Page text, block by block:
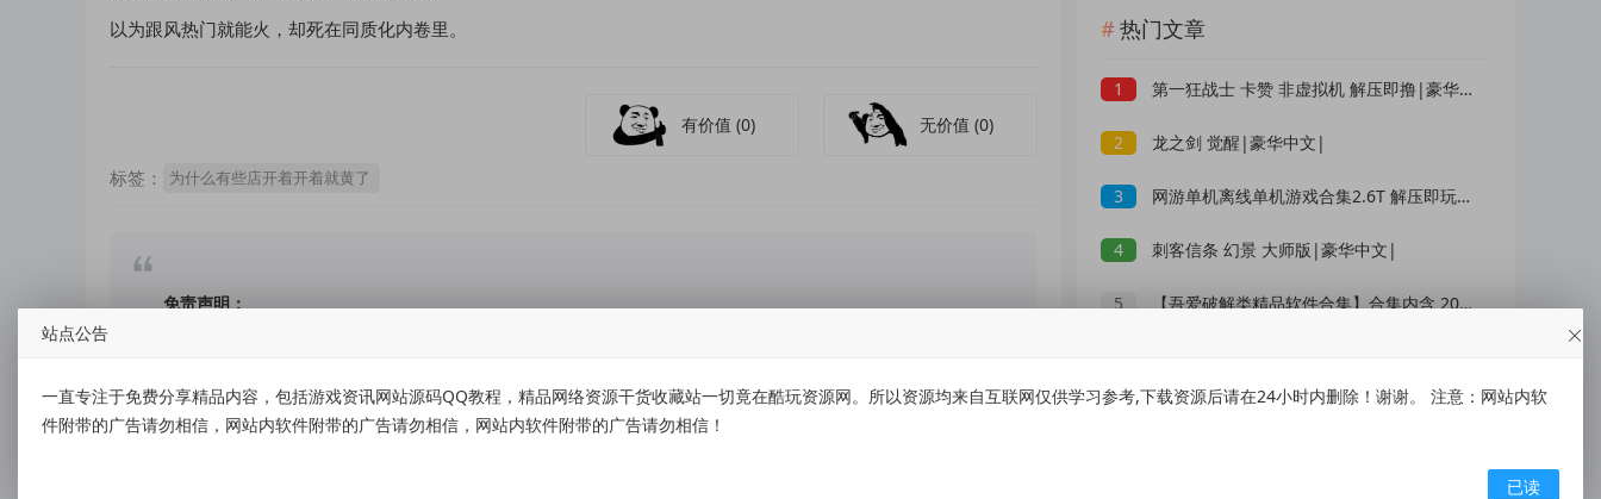
以为跟风热门就能火，却死在同质化内卷里。
有价值(0) 无价值(0)
标签： 为什么有些店开着开着就黄了
免责声明：
上述内容用于商业或者非法用途，否则，一切后果请用户自负，我们不保证内容的长久可用性，通过使用本站内
容随之而来的风险与本站无关，您必须在下载后的24个小时之内，从您的电脑/手机中彻底删除上述内容。如果
热门文章
1 第一狂战士 卡赞 非虚拟机 解压即撸|豪华中文|
2 龙之剑 觉醒|豪华中文|
3 网游单机离线单机游戏合集2.6T 解压即玩 网盘下载 一键端免安装免配置
4 刺客信条 幻景 大师版|豪华中文|
5 【吾爱破解类精品软件合集】合集内含 2000 +实用工具 【1.5GB】
XMind 2026(思维导图软件) v26.05.01105 中文绿色版
站点公告
一直专注于免费分享精品内容，包括游戏资讯网站源码QQ教程，精品网络资源干货收藏站一切竟在酷玩资源网。所以资源均来自互联网仅供学习参考,下载资源后请在24小时内删除！谢谢。 注意：网站内软
件附带的广告请勿相信，网站内软件附带的广告请勿相信，网站内软件附带的广告请勿相信！
已读